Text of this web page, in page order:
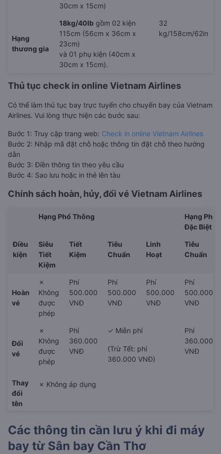
30cm x 15cm)
Hạng
thương gia
18kg/40lb gồm 02 kiện
115cm (56cm x 36cm x
23cm)
và 01 phụ kiện (40cm x
30cm x 15cm).
32
kg/158cm/62in
Thủ tục check in online Vietnam Airlines
Có thể làm thủ tục bay trực tuyến cho chuyến bay của Vietnam
Airlines. Vui lòng thực hiện các bước sau:
Bước 1: Truy cập trang web: Check in online Vietnam Airlines
Bước 2: Nhập mã đặt chỗ hoặc thông tin đặt chỗ theo hướng
dẫn
Bước 3: Điền thông tin theo yêu cầu
Bước 4: Sao lưu hoặc in thẻ lên tàu
Chính sách hoàn, hủy, đổi vé Vietnam Airlines
Hạng Phổ Thông
Hạng Phổ
Đặc Biệt
Điều
kiện
Siêu
Tiết
Kiệm
Tiết
Kiệm
Tiêu
Chuẩn
Linh
Hoạt
Tiêu
Chuẩn
Hoàn
vé
✗
Không
được
phép
Phí
500.000
VNĐ
Phí
500.000
VNĐ
Phí
500.000
VNĐ
Phí
500.000
VNĐ
Đổi
vé
✗
Không
được
phép
Phí
360.000
VNĐ
✓ Miễn phí
(Trừ Tết: phí
360.000 VNĐ)
Phí
360.000
VNĐ
Thay
đổi
tên
✗ Không áp dụng
Các thông tin cần lưu ý khi đi máy
bay từ Sân bay Cần Thơ